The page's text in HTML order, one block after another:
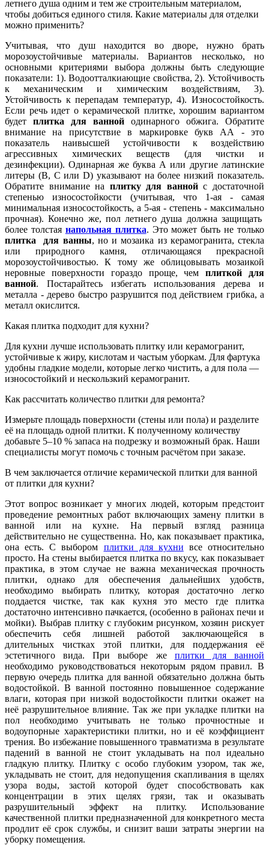
летнего душа одним и тем же строительным материалом,
чтобы добиться единого стиля. Какие материалы для отделки
можно применить?
Учитывая, что душ находится во дворе, нужно брать
морозоустойчивые материалы. Вариантов несколько, но
основными критериями выбора должны быть следующие
показатели: 1). Водоотталкиающие свойства, 2). Устойчивость
к механическим и химическим воздействиям, 3).
Устойчивость к перепадам температур, 4). Износостойкость.
Если речь идет о керамической плитке, хорошим вариантом
будет плитка для ванной
одинарного обжига. Обратите
внимание на присутствие в маркировке букв АА - это
показатель наивысшей устойчивости к воздействию
агрессивных химических веществ (для чистки и
дезинфекции). Одинарная же буква А или другие латинские
литеры (В, С или D) указывают на более низкий показатель.
Обратите внимание на плитку для ваннойс достаточной
степенью износостойкости (учитывая, что 1-ая - самая
минимальная износостойкость, а 5-ая - степень - максимально
прочная). Конечно же, пол летнего душа должна защищать
более толстая напольная плитка. Это может быть не только
плитка для ванны, но и мозаика из керамогранита, стекла
или природного камня, отличающаяся прекрасной
морозоустойчивостью. К тому же облицовывать мозаикой
неровные поверхности гораздо проще, чемплиткой для
ванной. Постарайтесь избегать использования дерева и
металла - дерево быстро разрушится под действием грибка, а
металл окислится.
Какая плитка подходит для кухни?
Для кухни лучше использовать плитку или керамогранит,
устойчивые к жиру, кислотам и частым уборкам. Для фартука
удобны гладкие модели, которые легко чистить, а для пола —
износостойкий и нескользкий керамогранит.
Как рассчитать количество плитки для ремонта?
Измерьте площадь поверхности (стены или пола) и разделите
её на площадь одной плитки. К полученному количеству
добавьте 5–10 % запаса на подрезку и возможный брак. Наши
специалисты могут помочь с точным расчётом при заказе.
В чем заключается отличие керамической плитки для ванной
от плитки для кухни?
Этот вопрос возникает у многих людей, которым предстоит
проведение ремонтных работ включающих замену плитки в
ванной или на кухне. На первый взгляд разница
действительно не существенна. Но, как показывает практика,
она есть. С выбором плитки для кухни все относительно
просто. На стены выбирается плитка по вкусу, как показывает
практика, в этом случае не важна механическая прочность
плитки, однако для обеспечения дальнейших удобств,
необходимо выбирать плитку, которая достаточно легко
поддается чистке, так как кухня это место где плитка
достаточно интенсивно пачкается, (особенно в районах печи и
мойки). Выбрав плитку с глубоким рисунком, хозяин рискует
обеспечить себя лишней работой заключающейся в
длительных чистках этой плитки, для поддержания её
эстетичного вида. При выборе же плитки для ванной
необходимо руководствоваться некоторым рядом правил. В
первую очередь плитка для ванной обязательно должна быть
водостойкой. В ванной постоянно повышенное содержание
влаги, которая при низкой водостойкости плитки окажет на
неё разрушительное влияние. Так же при укладке плитки на
пол необходимо учитывать не только прочностные и
водоупорные характеристики плитки, но и её коэффициент
трения. Во избежание повышенного травматизма в результате
падений в ванной не стоит укладывать на пол идеально
гладкую плитку. Плитку с особо глубоким узором, так же,
укладывать не стоит, для недопущения скапливания в щелях
узора воды, застой которой будет способствовать как
концентрации в этих щелях грязи, так и оказывать
разрушительный эффект на плитку. Использование
качественной плитки предназначенной для конкретного места
продлит её срок службы, и снизит ваши затраты энергии на
уборку помещения.